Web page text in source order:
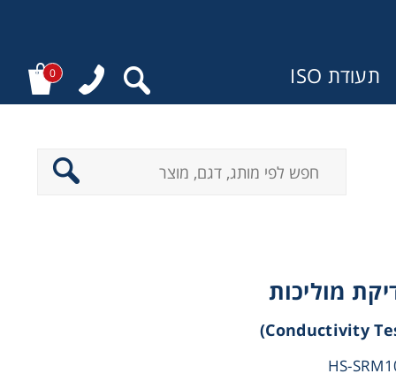
תעודת ISO 0
מוליכות